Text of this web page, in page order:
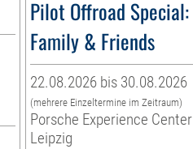
Pilot Offroad Special:
Family & Friends
22.08.2026 bis 30.08.2026
(mehrere Einzeltermine im Zeitraum)
Porsche Experience Center
Leipzig